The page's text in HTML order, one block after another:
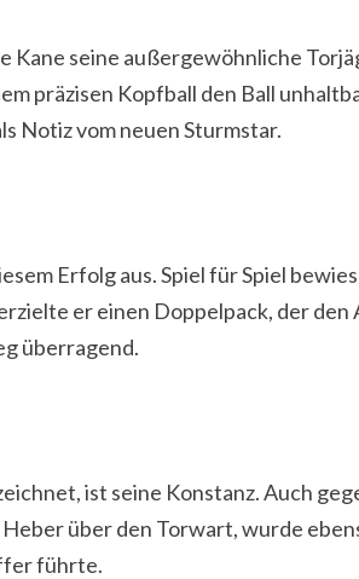
Kane seine außergewöhnliche
präzisen Kopfball den Ball
Notiz vom neuen Sturmstar.
Erfolg aus. Spiel für Spiel
er einen Doppelpack, der
überragend.
ist seine Konstanz. Auch
über den Torwart, wurde
führte.